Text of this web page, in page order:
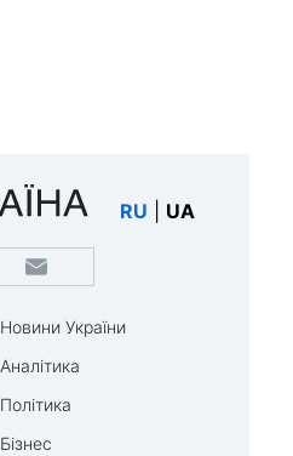
RU UA
Новини України
Аналітика
Політика
Бізнес